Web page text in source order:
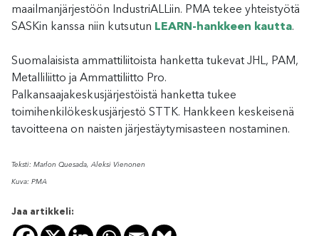
maailmanjärjestöön IndustriALLiin. PMA tekee yhteistyötä
SASKin kanssa niin kutsutun LEARN-hankkeen kautta.
Suomalaisista ammattiliitoista hanketta tukevat JHL, PAM,
Metalliliitto ja Ammattiliitto Pro.
Palkansaajakeskusjärjestöistä hanketta tukee
toimihenkilökeskusjärjestö STTK. Hankkeen keskeisenä
tavoitteena on naisten järjestäytymisasteen nostaminen.
Teksti: Marlon Quesada, Aleksi Vienonen
Kuva: PMA
Jaa artikkeli: